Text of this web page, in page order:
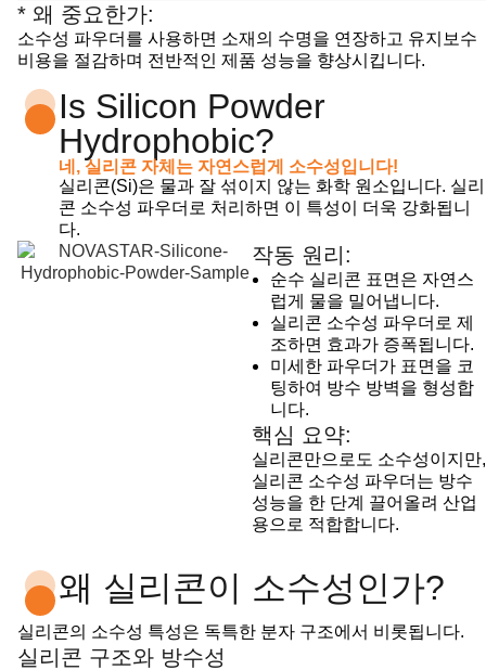
* 왜 중요한가:
소수성 파우더를 사용하면 소재의 수명을 연장하고 유지보수
비용을 절감하며 전반적인 제품 성능을 향상시킵니다.
Is Silicon Powder
Hydrophobic?
네, 실리콘 자체는 자연스럽게 소수성입니다!
실리콘(Si)은 물과 잘 섞이지 않는 화학 원소입니다. 실리
콘 소수성 파우더로 처리하면 이 특성이 더욱 강화됩니
다.
작동 원리:
순수 실리콘 표면은 자연스
럽게 물을 밀어냅니다.
실리콘 소수성 파우더로 제
조하면 효과가 증폭됩니다.
미세한 파우더가 표면을 코
팅하여 방수 방벽을 형성합
니다.
핵심 요약:
실리콘만으로도 소수성이지만,
실리콘 소수성 파우더는 방수
성능을 한 단계 끌어올려 산업
용으로 적합합니다.
왜 실리콘이 소수성인가?
실리콘의 소수성 특성은 독특한 분자 구조에서 비롯됩니다.
실리콘 구조와 방수성